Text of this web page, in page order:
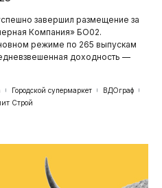
завершил размещение за
Компания» БО02.
режиме по 265 выпускам
доходность —
Городской супермаркет
ВДОграф
Строй